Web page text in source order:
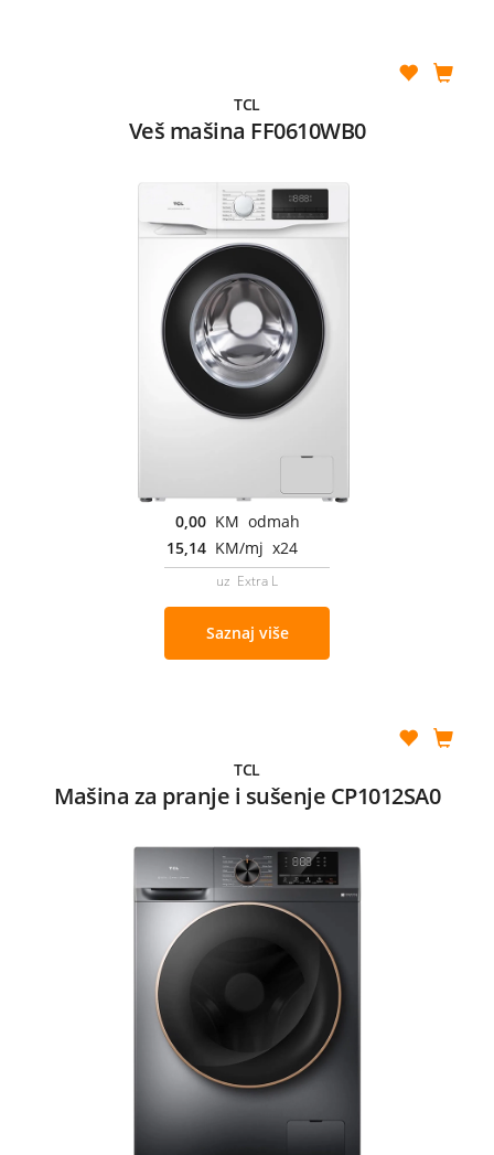
TCL
Veš mašina FF0610WB0
0,00 KM odmah
15,14 KM/mj x24
uz Extra L
Saznaj više
TCL
Mašina za pranje i sušenje CP1012SA0